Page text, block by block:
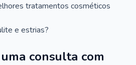
tratamentos cosméticos
e estrias?
consulta com